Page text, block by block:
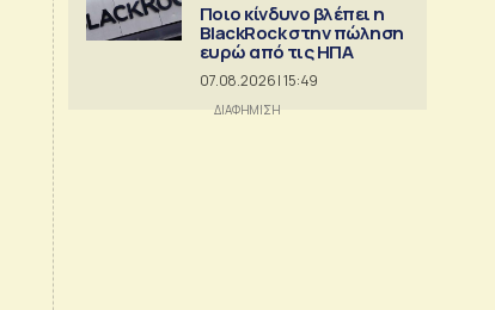
Ποιο κίνδυνο βλέπει η
BlackRock στην πώληση
ευρώ από τις ΗΠΑ
07.08.2026 | 15:49